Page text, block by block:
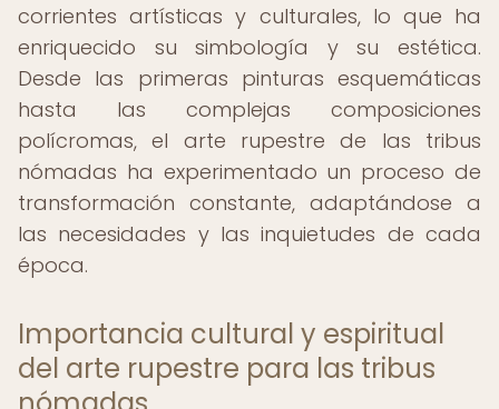
corrientes artísticas y culturales, lo que ha
enriquecido su simbología y su estética.
Desde las primeras pinturas esquemáticas
hasta las complejas composiciones
polícromas, el arte rupestre de las tribus
nómadas ha experimentado un proceso de
transformación constante, adaptándose a
las necesidades y las inquietudes de cada
época.
Importancia cultural y espiritual
del arte rupestre para las tribus